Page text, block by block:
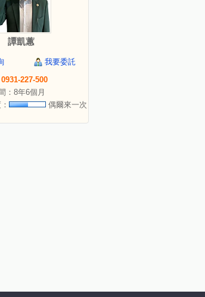
譚凱蕙
我要委託
0931-227-500
：8年6個月
偶爾來一次